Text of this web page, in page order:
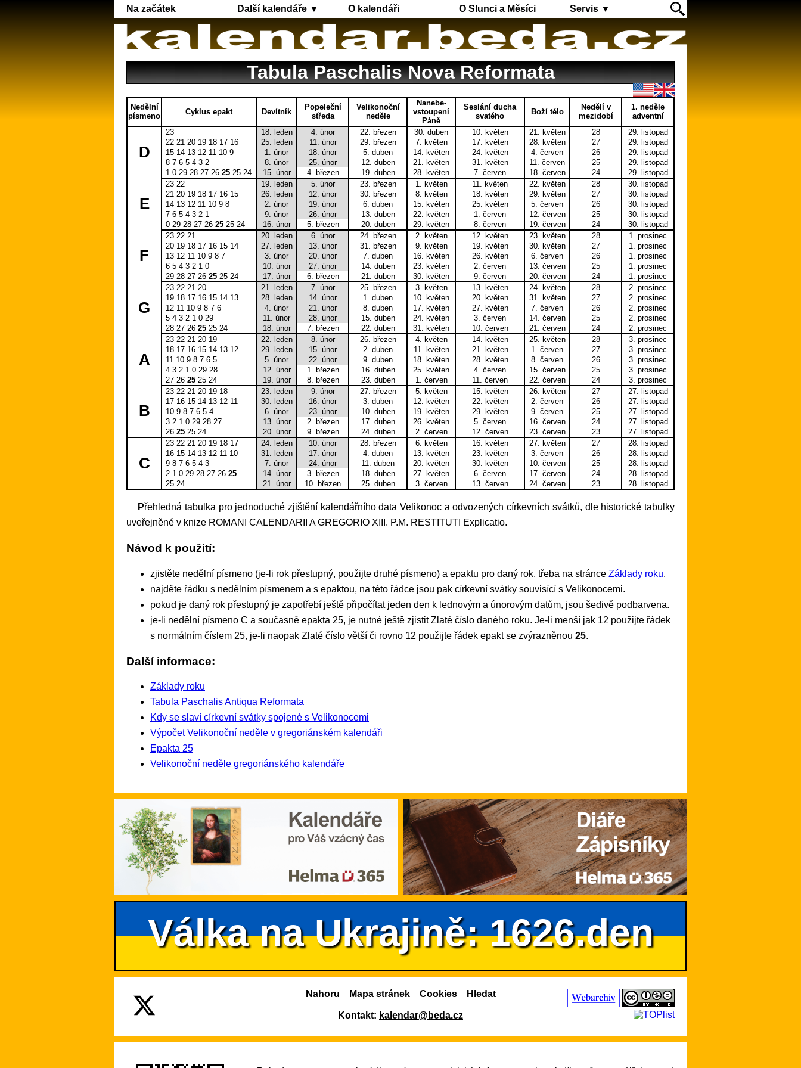
Na začátek Další kalendáře ▼ O kalendáři O Slunci a Měsíci Servis ▼
Tabula Paschalis Nova Reformata
Nedělní
písmeno
Cyklus epakt Devítník
Popeleční
středa
Velikonoční
neděle
Nanebe-
vstoupení
Páně
Seslání ducha
svatého
Boží tělo
Nedělí v
mezidobí
1. neděle
adventní
D
23 18. leden 4. únor 22. březen 30. duben 10. květen 21. květen 28
29. listopad
22 21 20 19 18 17 16
25. leden 11. únor 29. březen 7. květen 17. květen 28. květen 27
29. listopad
15 14 13 12 11 10 9
1. únor 18. únor 5. duben 14. květen 24. květen 4. červen 26
29. listopad
8 7 6 5 4 3 2
8. únor 25. únor 12. duben 21. květen 31. květen 11. červen 25
29. listopad
1 0 29 28 27 2625 25 24 15. únor 4. březen 19. duben 28. květen 7. červen 18. červen 24 29. listopad
E
23 22 19. leden 5. únor 23. březen 1. květen 11. květen 22. květen 28
30. listopad
21 20 19 18 17 16 15
26. leden 12. únor 30. březen 8. květen 18. květen 29. květen 27
30. listopad
14 13 12 11 10 9 8
2. únor 19. únor 6. duben 15. květen 25. květen 5. červen 26
30. listopad
7 6 5 4 3 2 1
9. únor 26. únor 13. duben 22. květen 1. červen 12. červen 25
30. listopad
0 29 28 27 2625 25 24 16. únor 5. březen 20. duben 29. květen 8. červen 19. červen 24 30. listopad
F
23 22 21 20. leden 6. únor 24. březen 2. květen 12. květen 23. květen 28
1. prosinec
20 19 18 17 16 15 14
27. leden 13. únor 31. březen 9. květen 19. květen 30. květen 27
1. prosinec
13 12 11 10 9 8 7
3. únor 20. únor 7. duben 16. květen 26. květen 6. červen 26
1. prosinec
6 5 4 3 2 1 0
10. únor 27. únor 14. duben 23. květen 2. červen 13. červen 25
1. prosinec
29 28 27 2625 25 24 17. únor 6. březen 21. duben 30. květen 9. červen 20. červen 24 1. prosinec
G
23 22 21 20 21. leden 7. únor 25. březen 3. květen 13. květen 24. květen 28
2. prosinec
19 18 17 16 15 14 13
28. leden 14. únor 1. duben 10. květen 20. květen 31. květen 27
2. prosinec
12 11 10 9 8 7 6
4. únor 21. únor 8. duben 17. květen 27. květen 7. červen 26
2. prosinec
5 4 3 2 1 0 29
11. únor 28. únor 15. duben 24. květen 3. červen 14. červen 25
2. prosinec
28 27 2625 25 24 18. únor 7. březen 22. duben 31. květen 10. červen 21. červen 24 2. prosinec
A
23 22 21 20 19 22. leden 8. únor 26. březen 4. květen 14. květen 25. květen 28
3. prosinec
18 17 16 15 14 13 12
29. leden 15. únor 2. duben 11. květen 21. květen 1. červen 27
3. prosinec
11 10 9 8 7 6 5
5. únor 22. únor 9. duben 18. květen 28. květen 8. červen 26
3. prosinec
4 3 2 1 0 29 28
12. únor 1. březen 16. duben 25. květen 4. červen 15. červen 25
3. prosinec
27 2625 25 24 19. únor 8. březen 23. duben 1. červen 11. červen 22. červen 24 3. prosinec
B
23 22 21 20 19 18 23. leden 9. únor 27. březen 5. květen 15. květen 26. květen 27
27. listopad
17 16 15 14 13 12 11
30. leden 16. únor 3. duben 12. květen 22. květen 2. červen 26
27. listopad
10 9 8 7 6 5 4
6. únor 23. únor 10. duben 19. květen 29. květen 9. červen 25
27. listopad
3 2 1 0 29 28 27
13. únor 2. březen 17. duben 26. květen 5. červen 16. červen 24
27. listopad
2625 25 24 20. únor 9. březen 24. duben 2. červen 12. červen 23. červen 23 27. listopad
C
23 22 21 20 19 18 17 24. leden 10. únor 28. březen 6. květen 16. květen 27. květen 27
28. listopad
16 15 14 13 12 11 10
31. leden 17. únor 4. duben 13. květen 23. květen 3. červen 26
28. listopad
9 8 7 6 5 4 3
7. únor 24. únor 11. duben 20. květen 30. květen 10. červen 25
28. listopad
2 1 0 29 28 27 2625 14. únor 3. březen 18. duben 27. květen 6. červen 17. červen 24
28. listopad
25 24
21. únor 10. březen 25. duben 3. červen 13. červen 24. červen 23 28. listopad
Přehledná tabulka pro jednoduché zjištění kalendářního data Velikonoc a odvozených církevních svátků, dle historické tabulky
uveřejněné v knize ROMANI CALENDARII A GREGORIO XIII. P.M. RESTITUTI Explicatio.
Návod k použití:
zjistěte nedělní písmeno (je-li rok přestupný, použijte druhé písmeno) a epaktu pro daný rok, třeba na stránce Základy roku.
najděte řádku s nedělním písmenem a s epaktou, na této řádce jsou pak církevní svátky souvisící s Velikonocemi.
pokud je daný rok přestupný je zapotřebí ještě připočítat jeden den k lednovým a únorovým datům, jsou šedivě podbarvena.
je-li nedělní písmeno C a současně epakta 25, je nutné ještě zjistit Zlaté číslo daného roku. Je-li menší jak 12 použijte řádek
s normálním číslem 25, je-li naopak Zlaté číslo větší či rovno 12 použijte řádek epakt se zvýrazněnou 25.
Další informace:
Základy roku
Tabula Paschalis Antiqua Reformata
Kdy se slaví církevní svátky spojené s Velikonocemi
Výpočet Velikonoční neděle v gregoriánském kalendáři
Epakta 25
Velikonoční neděle gregoriánského kalendáře
Válka na Ukrajině: 1626.den
Nahoru Mapa stránek Cookies Hledat
Kontakt: kalendar@beda.cz